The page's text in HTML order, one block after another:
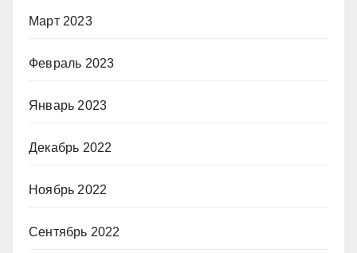
Март 2023
Февраль 2023
Январь 2023
Декабрь 2022
Ноябрь 2022
Сентябрь 2022